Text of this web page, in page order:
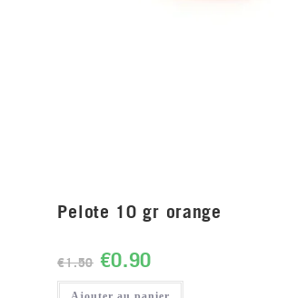
Pelote 10 gr orange
€1.50 €0.90